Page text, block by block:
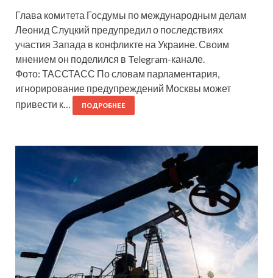
Глава комитета Госдумы по международным делам
Леонид Слуцкий предупредил о последствиях
участия Запада в конфликте на Украине. Своим
мнением он поделился в Telegram-канале.
Фото: ТАССТАСС По словам парламентария,
игнорирование предупреждений Москвы может
привести к…
ПОДРОБНЕЕ